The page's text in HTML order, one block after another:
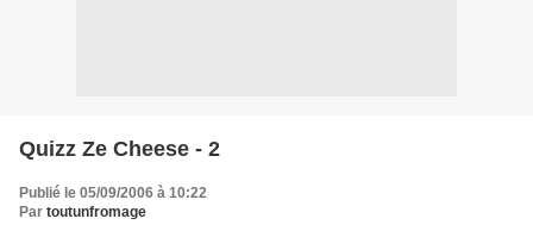
Quizz Ze Cheese - 2
Publié le 05/09/2006 à 10:22
Par toutunfromage